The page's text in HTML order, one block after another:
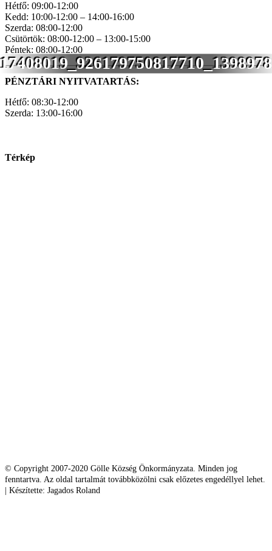
Hétfő: 09:00-12:00
Kedd: 10:00-12:00 – 14:00-16:00
Szerda: 08:00-12:00
Csütörtök: 08:00-12:00 – 13:00-15:00
Péntek: 08:00-12:00
PÉNZTÁRI NYITVATARTÁS:
Hétfő: 08:30-12:00
Szerda: 13:00-16:00
Térkép
© Copyright 2007-2020 Gölle Község Önkormányzata. Minden jog
fenntartva. Az oldal tartalmát továbbközölni csak előzetes engedéllyel lehet.
| Készítette: Jagados Roland